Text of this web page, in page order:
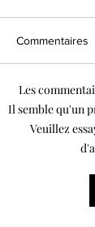
Commentaires
Les
Il semble qu'un
Veuillez